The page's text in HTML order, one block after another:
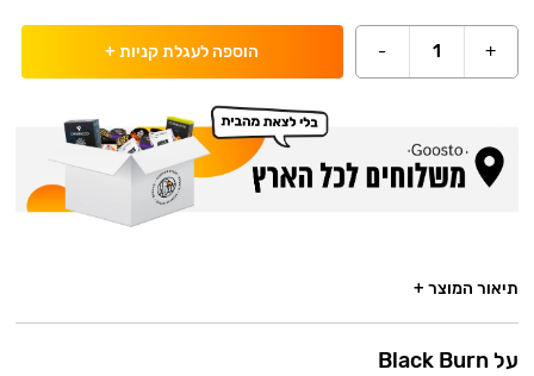
+
1
- הוספה לעגלת קניות +
תיאור המוצר +
על Black Burn